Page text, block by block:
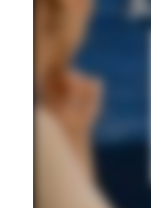
Cloud-
freischalten
Intelligente
Erkennen